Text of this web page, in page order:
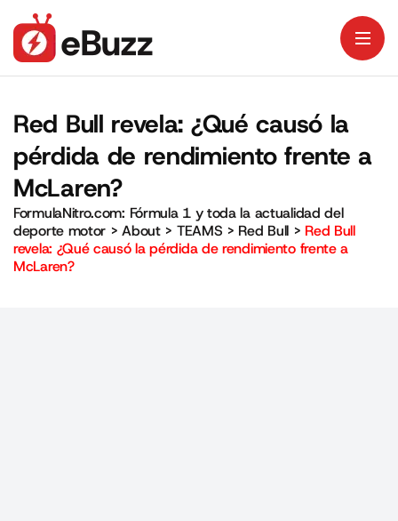
Red Bull revela: ¿Qué causó la
pérdida de rendimiento frente a
McLaren?
FormulaNitro.com: Fórmula 1 y toda la actualidad del
deporte motor >About> TEAMS > Red Bull > Red Bull
revela: ¿Qué causó la pérdida de rendimiento frente a
McLaren?